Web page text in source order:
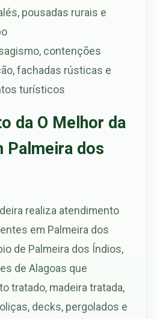
pousadas rurais e
contenções
fachadas rústicas e
turísticos
da O Melhor da
Palmeira dos
realiza atendimento
em Palmeira dos
de Palmeira dos Índios,
de Alagoas que
tratado, madeira tratada,
decks, pergolados e